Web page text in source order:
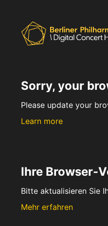
Sorry, your
Please update your
Learn more
Ihre Browser-
Bitte aktualisieren Sie
Mehr erfahren